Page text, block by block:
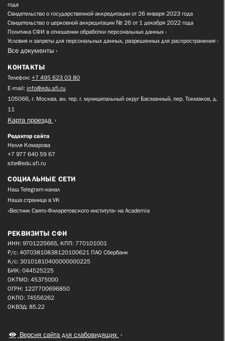
года
Свидетельство о государственной аккредитации от 26 января 2023 года
Свидетельство о церковной аккредитации № 26 от 1 декабря 2022 года
Политика СФИ в отношении обработки персональных данных
Условия и запреты для персональных данных, разрешенных для распространения
Все документы
КОНТАКТЫ
Телефон: +7 495 623 03 80
E-mail: info@edu.sfi.ru
105066, г. Москва, вн. тер. г. муниципальный округ Басманный, пер. Токмаков, д.
11
Карта проезда
Редактор сайта
Нелля Комарова
+7 977 640 59 67
site@edu.sfi.ru
СОЦИАЛЬНЫЕ СЕТИ
Наш Telegram-канал
Наша страница в VK
«Вестник Свято-Филаретовского института» на Academia
РЕКВИЗИТЫ СФИ
ИНН: 9701225665, КПП: 770101001
Р/с: 40703810838120100621 ПАО Сбербанк
К/с: 30101810400000000225
БИК: 044525225
ОКТМО: 45375000
ОГРН: 1227700696850
ОКПО: 74556262
ОКВЭД: 85.22
Версия сайта для слабовидящих